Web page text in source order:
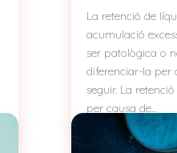
La retenció de
acumulació
ser patològica o
diferenciar-la per
seguir. La
per causa de...